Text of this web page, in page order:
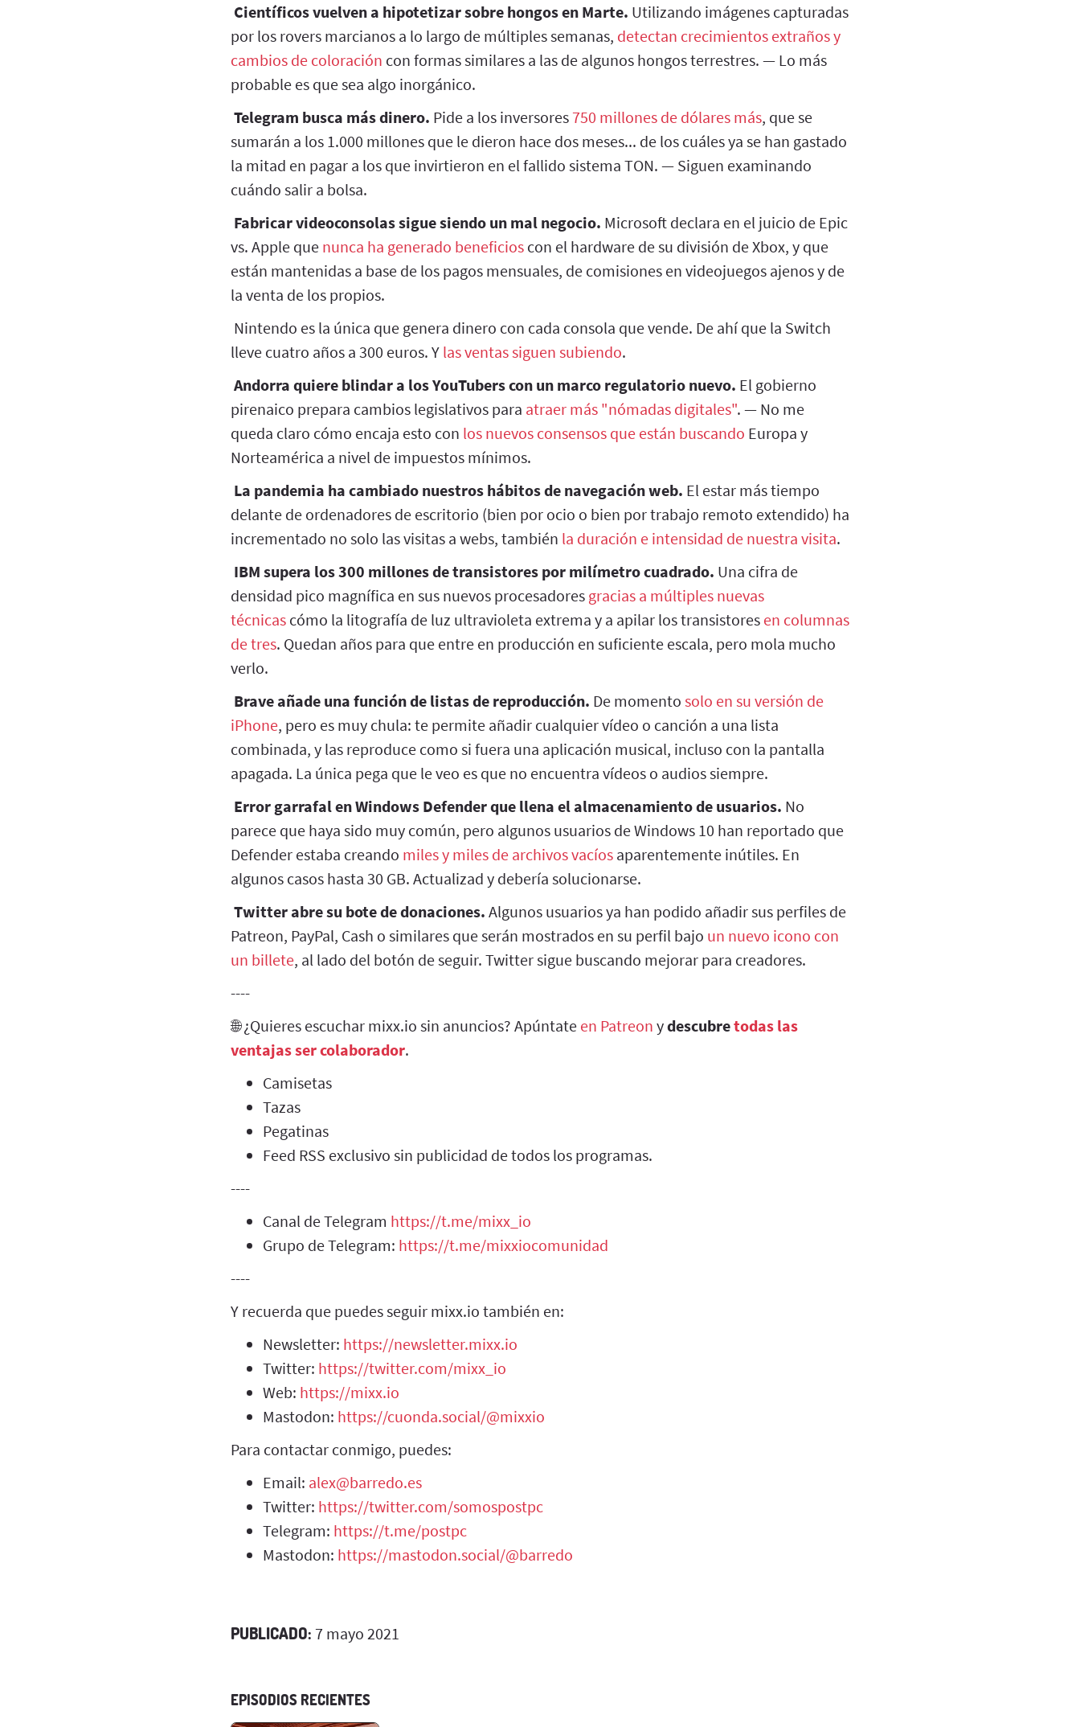
Científicos vuelven a hipotetizar sobre hongos en Marte. Utilizando imágenes capturadas
por los rovers marcianos a lo largo de múltiples semanas, detectan crecimientos extraños y
cambios de coloración con formas similares a las de algunos hongos terrestres. — Lo más
probable es que sea algo inorgánico.
Telegram busca más dinero. Pide a los inversores750 millones de dólares más, que se
sumarán a los 1.000 millones que le dieron hace dos meses... de los cuáles ya se han gastado
la mitad en pagar a los que invirtieron en el fallido sistema TON. — Siguen examinando
cuándo salir a bolsa.
Fabricar videoconsolas sigue siendo un mal negocio. Microsoft declara en el juicio de Epic
vs. Apple que nunca ha generado beneficios con el hardware de su división de Xbox, y que
están mantenidas a base de los pagos mensuales, de comisiones en videojuegos ajenos y de
la venta de los propios.
Nintendo es la única que genera dinero con cada consola que vende. De ahí que la Switch
lleve cuatro años a 300 euros. Y las ventas siguen subiendo.
Andorra quiere blindar a los YouTubers con un marco regulatorio nuevo. El gobierno
pirenaico prepara cambios legislativos para atraer más "nómadas digitales". — No me
queda claro cómo encaja esto con los nuevos consensos que están buscando Europa y
Norteamérica a nivel de impuestos mínimos.
La pandemia ha cambiado nuestros hábitos de navegación web. El estar más tiempo
delante de ordenadores de escritorio (bien por ocio o bien por trabajo remoto extendido) ha
incrementado no solo las visitas a webs, también la duración e intensidad de nuestra visita.
IBM supera los 300 millones de transistores por milímetro cuadrado. Una cifra de
densidad pico magnífica en sus nuevos procesadores gracias a múltiples nuevas
técnicas cómo la litografía de luz ultravioleta extrema y a apilar los transistores en columnas
de tres. Quedan años para que entre en producción en suficiente escala, pero mola mucho
verlo.
Brave añade una función de listas de reproducción. De momento solo en su versión de
iPhone, pero es muy chula: te permite añadir cualquier vídeo o canción a una lista
combinada, y las reproduce como si fuera una aplicación musical, incluso con la pantalla
apagada. La única pega que le veo es que no encuentra vídeos o audios siempre.
Error garrafal en Windows Defender que llena el almacenamiento de usuarios. No
parece que haya sido muy común, pero algunos usuarios de Windows 10 han reportado que
Defender estaba creando miles y miles de archivos vacíos aparentemente inútiles. En
algunos casos hasta 30 GB. Actualizad y debería solucionarse.
Twitter abre su bote de donaciones. Algunos usuarios ya han podido añadir sus perfiles de
Patreon, PayPal, Cash o similares que serán mostrados en su perfil bajo un nuevo icono con
un billete, al lado del botón de seguir. Twitter sigue buscando mejorar para creadores.
----
🌐 ¿Quieres escuchar mixx.io sin anuncios? Apúntate en Patreon ydescubretodas las
ventajas ser colaborador.
Camisetas
Tazas
Pegatinas
Feed RSS exclusivo sin publicidad de todos los programas.
----
Canal de Telegram https://t.me/mixx_io
Grupo de Telegram: https://t.me/mixxiocomunidad
----
Y recuerda que puedes seguir mixx.io también en:
Newsletter: https://newsletter.mixx.io
Twitter: https://twitter.com/mixx_io
Web: https://mixx.io
Mastodon: https://cuonda.social/@mixxio
Para contactar conmigo, puedes:
Email: alex@barredo.es
Twitter: https://twitter.com/somospostpc
Telegram: https://t.me/postpc
Mastodon: https://mastodon.social/@barredo
PUBLICADO: 7 mayo 2021
EPISODIOS RECIENTES